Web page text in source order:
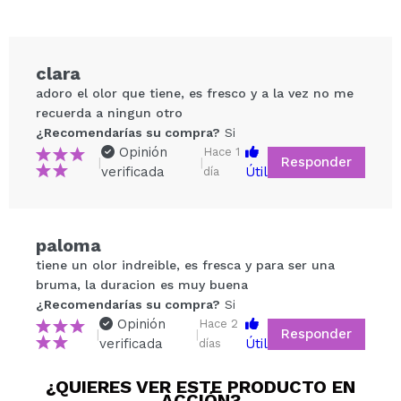
Tu vídeo podría ser el primero. Imagínatelo...
¿Recomendarías su compra? Si No
5/5
ENVIAR
clara
adoro el olor que tiene, es fresco y a la vez no me
recuerda a ningun otro
¿Recomendarías su compra? Si
|
Opinión
verificada
|
Hace 1
día
Útil
Responder
paloma
tiene un olor indreible, es fresca y para ser una
bruma, la duracion es muy buena
¿Recomendarías su compra? Si
|
Opinión
verificada
|
Hace 2
días
Útil
Responder
¿QUIERES VER ESTE PRODUCTO EN